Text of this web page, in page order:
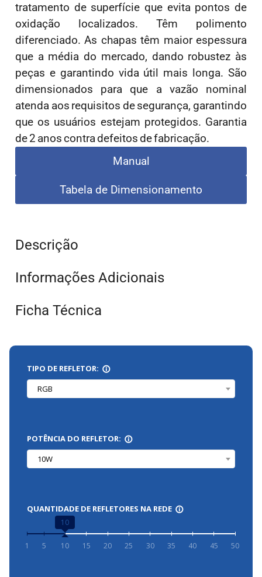
tratamento de superfície que evita pontos de
oxidação localizados. Têm polimento
diferenciado. As chapas têm maior espessura
que a média do mercado, dando robustez às
peças e garantindo vida útil mais longa. São
dimensionados para que a vazão nominal
atenda aos requisitos de segurança, garantindo
que os usuários estejam protegidos. Garantia
de 2 anos contra defeitos de fabricação.
Manual
Tabela de Dimensionamento
Descrição
Informações Adicionais
Ficha Técnica